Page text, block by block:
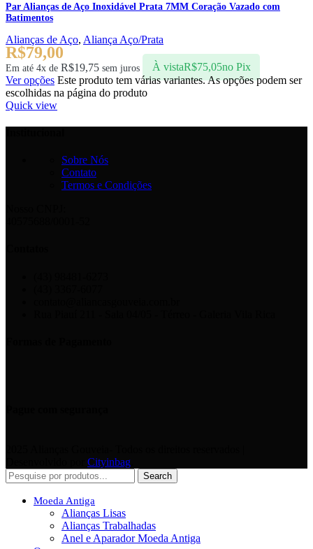
Par Alianças de Aço Inoxidável Prata 7MM Coração Vazado com
Batimentos
Alianças de Aço, Aliança Aço/Prata
R$79,00
Em até 4x de R$19,75 sem juros À vistaR$75,05no Pix
Ver opções Este produto tem várias variantes. As opções podem ser
escolhidas na página do produto
Quick view
Sobre Nós
Contato
Termos e Condições
Cityinbag
Search
Moeda Antiga
Alianças Lisas
Alianças Trabalhadas
Anel e Aparador Moeda Antiga